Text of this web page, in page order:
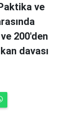
ve
200'den
davası